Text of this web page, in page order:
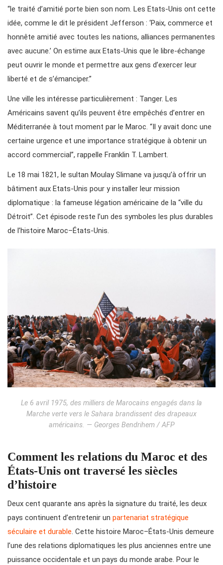
“le traité d’amitié porte bien son nom. Les Etats-Unis ont cette
idée, comme le dit le président Jefferson : ‘Paix, commerce et
honnête amitié avec toutes les nations, alliances permanentes
avec aucune.’ On estime aux Etats-Unis que le libre-échange
peut ouvrir le monde et permettre aux gens d’exercer leur
liberté et de s’émanciper.”
Une ville les intéresse particulièrement : Tanger. Les
Américains savent qu’ils peuvent être empêchés d’entrer en
Méditerranée à tout moment par le Maroc. “Il y avait donc une
certaine urgence et une importance stratégique à obtenir un
accord commercial”, rappelle Franklin T. Lambert.
Le 18 mai 1821, le sultan Moulay Slimane va jusqu’à offrir un
bâtiment aux Etats-Unis pour y installer leur mission
diplomatique : la fameuse légation américaine de la “ville du
Détroit”. Cet épisode reste l’un des symboles les plus durables
de l’histoire Maroc–États-Unis.
Le 6 avril 1975, des milliers de Marocains engagés dans la
Marche verte vers le Sahara brandissent des drapeaux
américains. — Georges Bendrihem / AFP
Comment les relations du Maroc et des
États-Unis ont traversé les siècles
d’histoire
Deux cent quarante ans après la signature du traité, les deux
pays continuent d’entretenir un partenariat stratégique
séculaire et durable. Cette histoire Maroc–États-Unis demeure
l’une des relations diplomatiques les plus anciennes entre une
puissance occidentale et un pays du monde arabe. Pour le